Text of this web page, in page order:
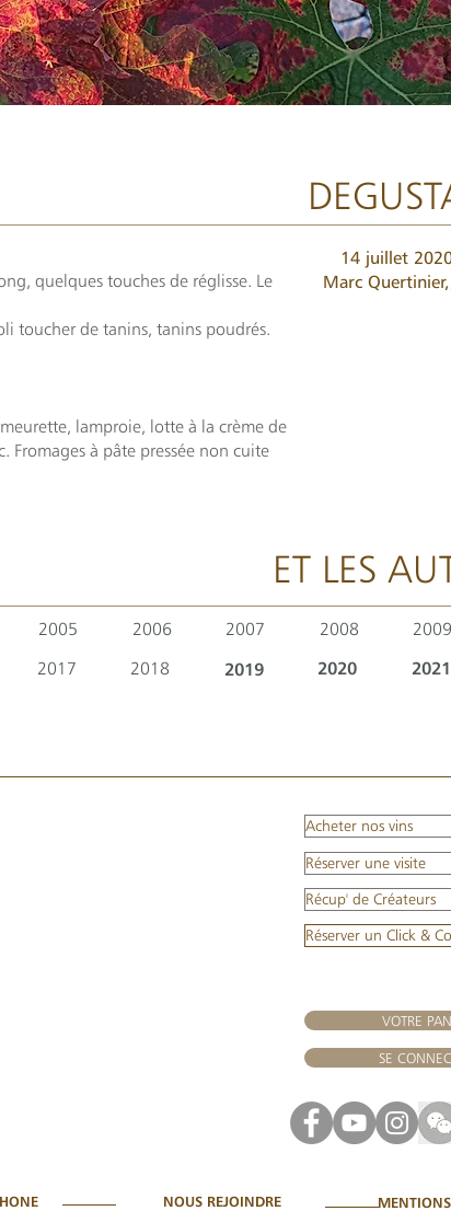
quelques touches de réglisse. Le
toucher de tanins, tanins poudrés.
lamproie, lotte à la crème de
Fromages à pâte pressée non cuite
14 juillet
Marc
ET LES
2005
2017
2006
2018
2007
2019
2008
2020
2009
2021
Acheter nos vins
Réserver une visite
Récup' de Créateurs
Réserver un Click &
VOTRE
SE
NOUS REJOINDRE